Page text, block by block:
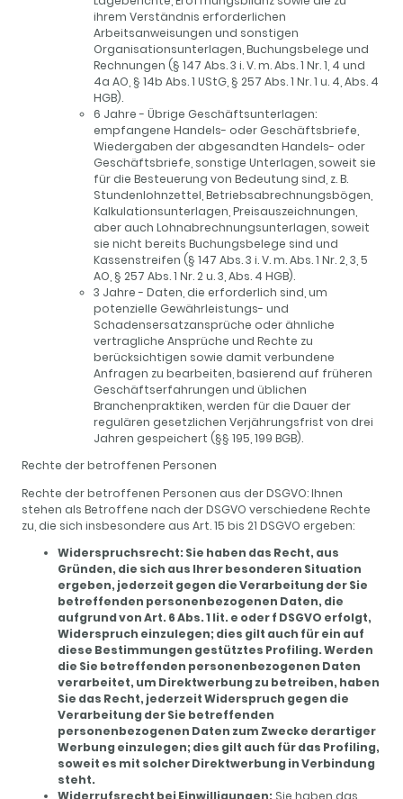
ihrem Verständnis erforderlichen
Arbeitsanweisungen und sonstigen
Organisationsunterlagen, Buchungsbelege und
Rechnungen (§ 147 Abs. 3 i. V. m. Abs. 1 Nr. 1, 4 und
4a AO, § 14b Abs. 1 UStG, § 257 Abs. 1 Nr. 1 u. 4, Abs. 4
HGB).
6 Jahre - Übrige Geschäftsunterlagen:
empfangene Handels- oder Geschäftsbriefe,
Wiedergaben der abgesandten Handels- oder
Geschäftsbriefe, sonstige Unterlagen, soweit sie
für die Besteuerung von Bedeutung sind, z. B.
Stundenlohnzettel, Betriebsabrechnungsbögen,
Kalkulationsunterlagen, Preisauszeichnungen,
aber auch Lohnabrechnungsunterlagen, soweit
sie nicht bereits Buchungsbelege sind und
Kassenstreifen (§ 147 Abs. 3 i. V. m. Abs. 1 Nr. 2, 3, 5
AO, § 257 Abs. 1 Nr. 2 u. 3, Abs. 4 HGB).
3 Jahre - Daten, die erforderlich sind, um
potenzielle Gewährleistungs- und
Schadensersatzansprüche oder ähnliche
vertragliche Ansprüche und Rechte zu
berücksichtigen sowie damit verbundene
Anfragen zu bearbeiten, basierend auf früheren
Geschäftserfahrungen und üblichen
Branchenpraktiken, werden für die Dauer der
regulären gesetzlichen Verjährungsfrist von drei
Jahren gespeichert (§§ 195, 199 BGB).
Rechte der betroffenen Personen
Rechte der betroffenen Personen aus der DSGVO: Ihnen
stehen als Betroffene nach der DSGVO verschiedene Rechte
zu, die sich insbesondere aus Art. 15 bis 21 DSGVO ergeben:
Widerspruchsrecht: Sie haben das Recht, aus
Gründen, die sich aus Ihrer besonderen Situation
ergeben, jederzeit gegen die Verarbeitung der Sie
betreffenden personenbezogenen Daten, die
aufgrund von Art. 6 Abs. 1 lit. e oder f DSGVO erfolgt,
Widerspruch einzulegen; dies gilt auch für ein auf
diese Bestimmungen gestütztes Profiling. Werden
die Sie betreffenden personenbezogenen Daten
verarbeitet, um Direktwerbung zu betreiben, haben
Sie das Recht, jederzeit Widerspruch gegen die
Verarbeitung der Sie betreffenden
personenbezogenen Daten zum Zwecke derartiger
Werbung einzulegen; dies gilt auch für das Profiling,
soweit es mit solcher Direktwerbung in Verbindung
steht.
Widerrufsrecht bei Einwilligungen: Sie haben das